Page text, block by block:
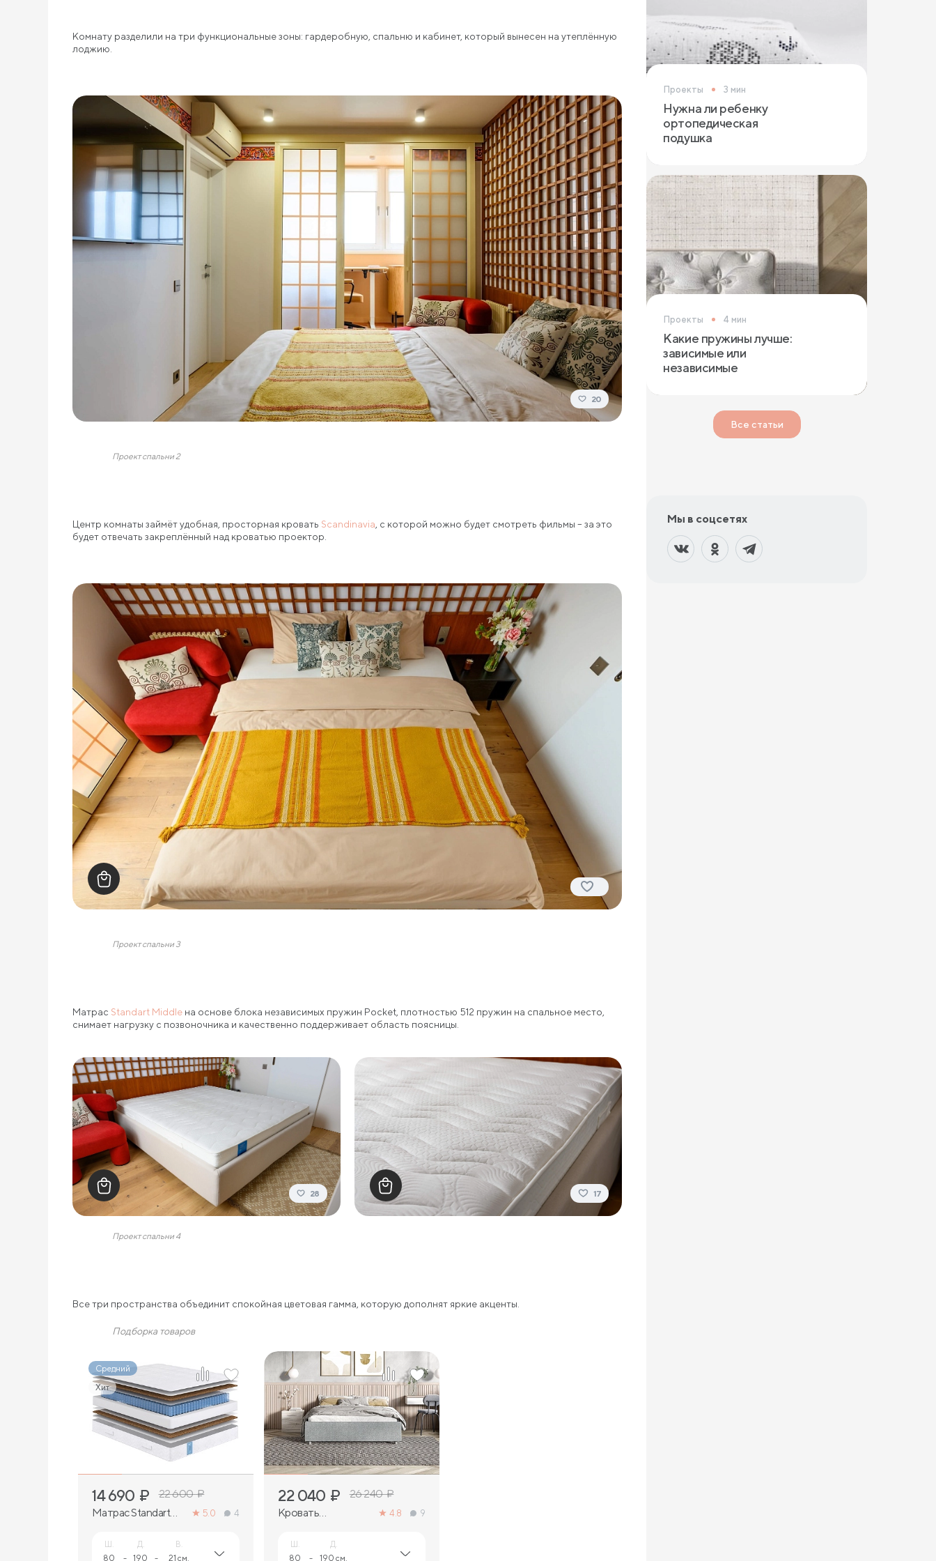
Комнату разделили на три функциональные зоны: гардеробную, спальню и кабинет, который вынесен на утеплённую
лоджию.
20
Проект спальни 2
Центр комнаты займёт удобная, просторная кровать Scandinavia, с которой можно будет смотреть фильмы – за это
будет отвечать закреплённый над кроватью проектор.
Проект спальни 3
Матрас Standart Middle на основе блока независимых пружин Pocket, плотностью 512 пружин на спальное место,
снимает нагрузку с позвоночника и качественно поддерживает область поясницы.
28 17
Проект спальни 4
Все три пространства объединит спокойная цветовая гамма, которую дополнят яркие акценты.
Подборка товаров
Средний
Хит
2
14 690 ₽ 22 600₽
Матрас Standart
5.0 4
Ш.
80 -
Д.
190 -
В.
21 см.
3
22 040 ₽ 26 240₽
Кровать
4.8 9
Ш.
80 -
Д.
190 см.
Проекты 3 мин
Нужна ли ребенку
ортопедическая
подушка
Проекты 4 мин
Какие пружины лучше:
зависимые или
независимые
Все статьи
Мы в соцсетях